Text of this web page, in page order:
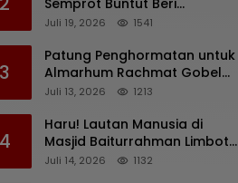
Semprot Buntut Beri
Pernyataan Soal Gaji CS
Nunggak
Juli 19, 2026 1541
3
Patung Penghormatan untuk
Almarhum Rachmat Gobel
Digagas, Ini Tiga Lokasi yang
Juli 13, 2026 1213
4
Haru! Lautan Manusia di
Masjid Baiturrahman Limboto,
Kirim Doa untuk Almarhum
Juli 14, 2026 1132